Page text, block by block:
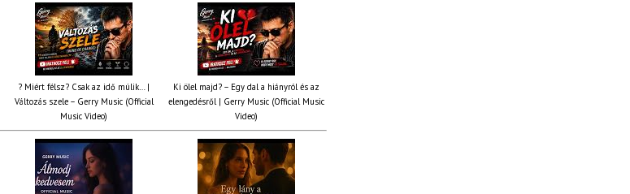
? Miért félsz? Csak az idő múlik… |
Változás szele – Gerry Music (Official
Music Video)
Ki ölel majd? – Egy dal a hiányról és az
elengedésről | Gerry Music (Official Music
Video)